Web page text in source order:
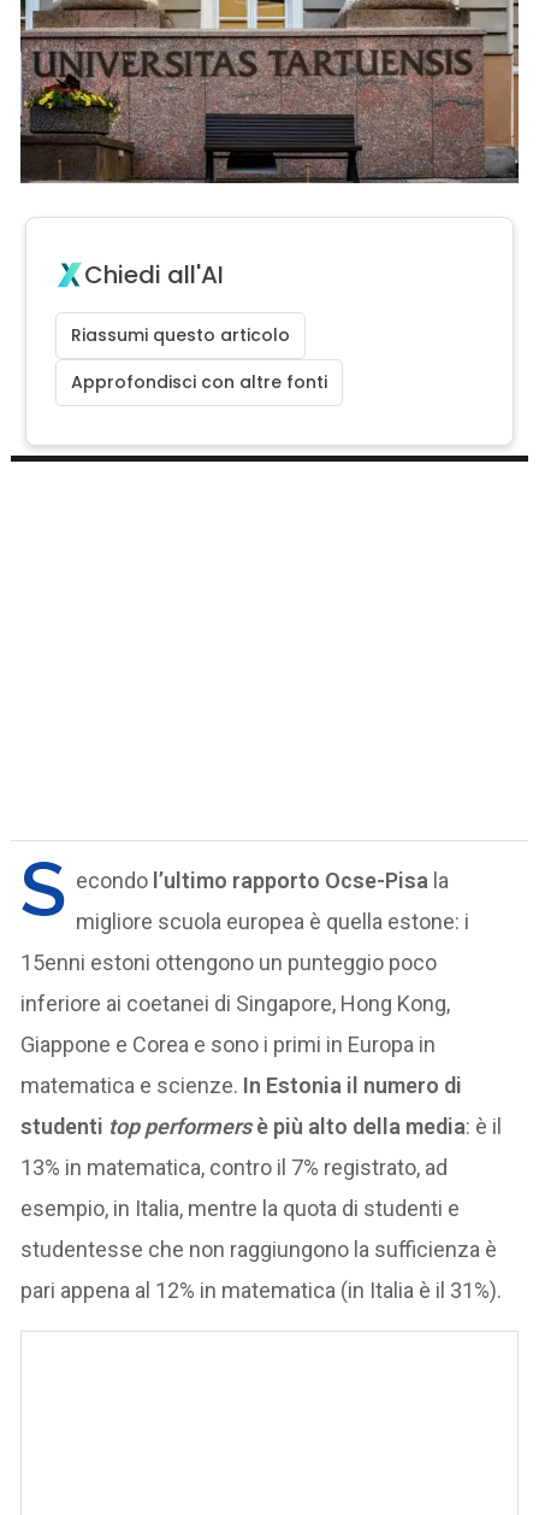
Chiedi all'AI
Riassumi questo articolo
Approfondisci con altre fonti
S econdo l’ultimo rapporto Ocse-Pisa la
migliore scuola europea è quella estone: i
15enni estoni ottengono un punteggio poco
inferiore ai coetanei di Singapore, Hong Kong,
Giappone e Corea e sono i primi in Europa in
matematica e scienze. In Estonia il numero di
studenti top performersè più alto della media: è il
13% in matematica, contro il 7% registrato, ad
esempio, in Italia, mentre la quota di studenti e
studentesse che non raggiungono la sufficienza è
pari appena al 12% in matematica (in Italia è il 31%).